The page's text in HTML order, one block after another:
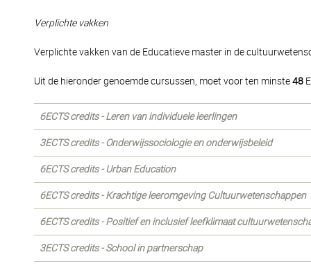
Verplichte vakken
Verplichte vakken van de Educatieve master in de
Uit de hieronder genoemde cursussen, moet voor ten minste48
6ECTS credits - Leren van individuele leerlingen
3ECTS credits - Onderwijssociologie en onderwijsbeleid
6ECTS credits - Urban Education
6ECTS credits - Krachtige leeromgeving Cultuurwetenschappen
6ECTS credits - Positief en inclusief leefklimaat
3ECTS credits - School in partnerschap